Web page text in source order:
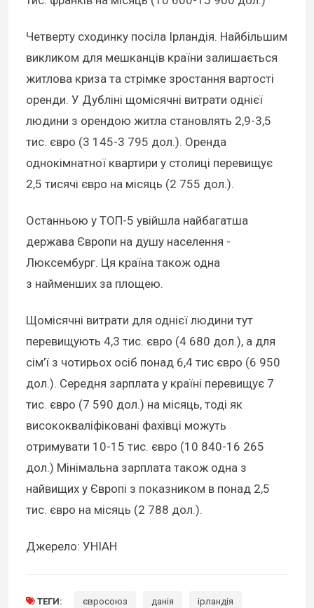
Четверту сходинку посіла Ірландія. Найбільшим
викликом для мешканців країни залишається
житлова криза та стрімке зростання вартості
оренди. У Дубліні щомісячні витрати однієї
людини з орендою житла становлять 2,9-3,5
тис. євро (3 145-3 795 дол.). Оренда
однокімнатної квартири у столиці перевищує
2,5 тисячі євро на місяць (2 755 дол.).
Останньою у ТОП-5 увійшла найбагатша
держава Європи на душу населення -
Люксембург. Ця країна також одна
з найменших за площею.
Щомісячні витрати для однієї людини тут
перевищують 4,3 тис. євро (4 680 дол.), а для
сім’ї з чотирьох осіб понад 6,4 тис євро (6 950
дол.). Середня зарплата у країні перевищує 7
тис. євро (7 590 дол.) на місяць, тоді як
висококваліфіковані фахівці можуть
отримувати 10-15 тис. євро (10 840-16 265
дол.) Мінімальна зарплата також одна з
найвищих у Європі з показником в понад 2,5
тис. євро на місяць (2 788 дол.).
Джерело: УНІАН
ТЕГИ: євросоюз данія ірландія